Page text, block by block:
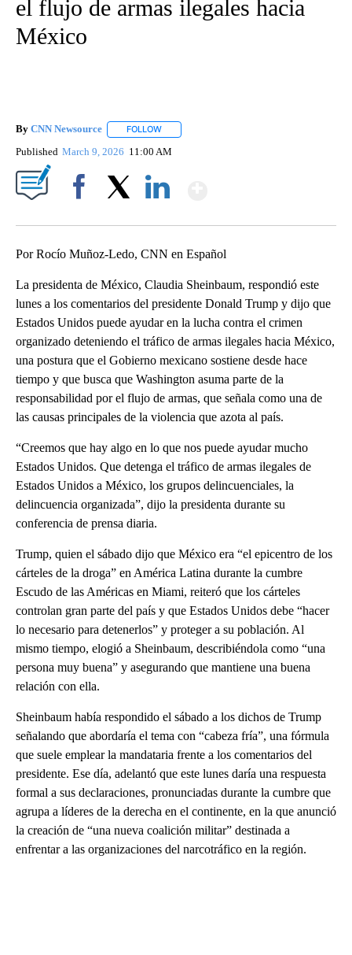
el flujo de armas ilegales hacia
México
By CNN Newsource FOLLOW
Published March 9, 2026 11:00 AM
Por Rocío Muñoz-Ledo, CNN en Español
La presidenta de México, Claudia Sheinbaum, respondió este
lunes a los comentarios del presidente Donald Trump y dijo que
Estados Unidos puede ayudar en la lucha contra el crimen
organizado deteniendo el tráfico de armas ilegales hacia México,
una postura que el Gobierno mexicano sostiene desde hace
tiempo y que busca que Washington asuma parte de la
responsabilidad por el flujo de armas, que señala como una de
las causas principales de la violencia que azota al país.
“Creemos que hay algo en lo que nos puede ayudar mucho
Estados Unidos. Que detenga el tráfico de armas ilegales de
Estados Unidos a México, los grupos delincuenciales, la
delincuencia organizada”, dijo la presidenta durante su
conferencia de prensa diaria.
Trump, quien el sábado dijo que México era “el epicentro de los
cárteles de la droga” en América Latina durante la cumbre
Escudo de las Américas en Miami, reiteró que los cárteles
controlan gran parte del país y que Estados Unidos debe “hacer
lo necesario para detenerlos” y proteger a su población. Al
mismo tiempo, elogió a Sheinbaum, describiéndola como “una
persona muy buena” y asegurando que mantiene una buena
relación con ella.
Sheinbaum había respondido el sábado a los dichos de Trump
señalando que abordaría el tema con “cabeza fría”, una fórmula
que suele emplear la mandataria frente a los comentarios del
presidente. Ese día, adelantó que este lunes daría una respuesta
formal a sus declaraciones, pronunciadas durante la cumbre que
agrupa a líderes de la derecha en el continente, en la que anunció
la creación de “una nueva coalición militar” destinada a
enfrentar a las organizaciones del narcotráfico en la región.